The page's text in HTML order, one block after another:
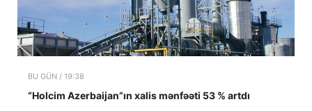
BU GÜN / 19:38
“Holcim Azerbaijan”ın xalis mənfəəti 53 % artdı